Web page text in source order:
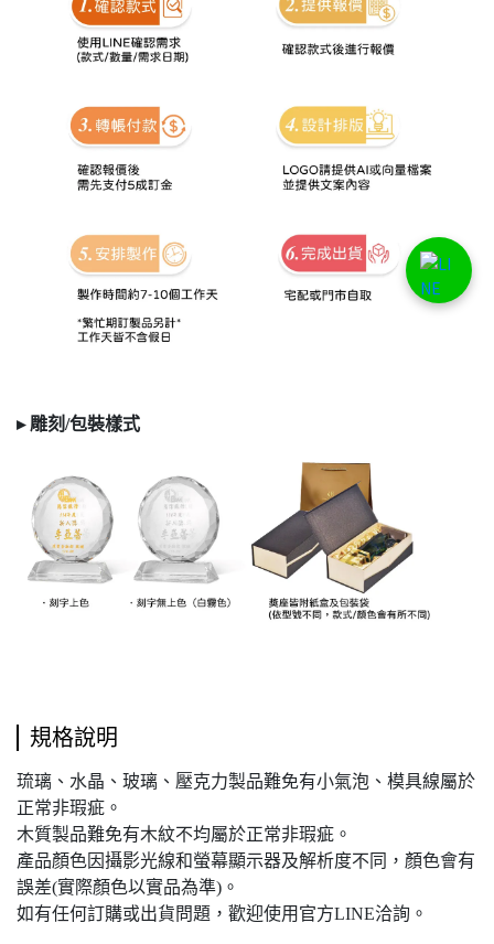
▸ 雕刻/包裝樣式
規格說明
琉璃、水晶、玻璃、壓克力製品難免有小氣泡、模具線屬於
正常非瑕疵。
木質製品難免有木紋不均屬於正常非瑕疵。
產品顏色因攝影光線和螢幕顯示器及解析度不同，顏色會有
誤差(實際顏色以實品為準)。
如有任何訂購或出貨問題，歡迎使用官方LINE洽詢。